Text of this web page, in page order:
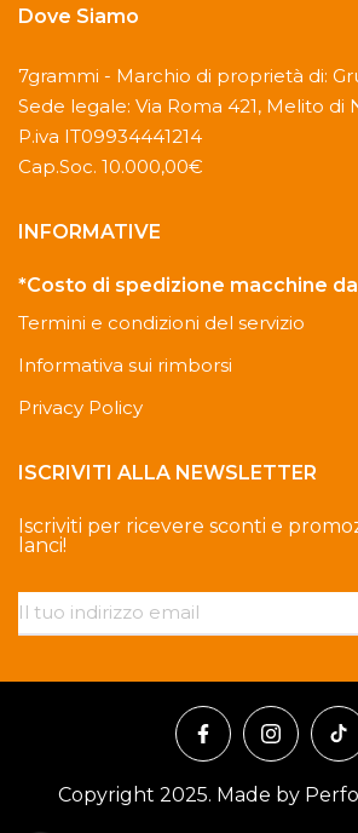
Dove Siamo
7grammi - Marchio di proprietà di:
Sede legale: Via Roma 421, Melito di
P.iva IT09934441214
Cap.Soc. 10.000,00€
INFORMATIVE
*Costo di spedizione macchine
Termini e condizioni del servizio
Informativa sui rimborsi
Privacy Policy
ISCRIVITI ALLA NEWSLETTER
Iscriviti per ricevere sconti e
lanci!
Copyright 2025. Made by